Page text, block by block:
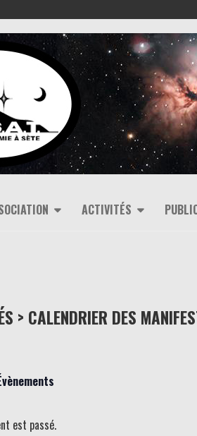
ACTIVITÉS
> CALENDRIER DES
est passé.